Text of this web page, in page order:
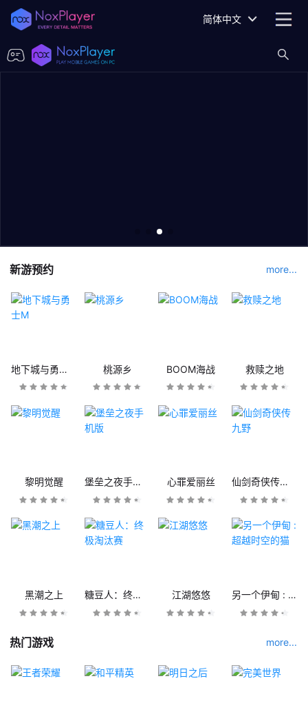
简体中文
新游预约 more...
地下城与勇士M 桃源乡 BOOM海战 救赎之地
黎明觉醒 堡垒之夜手机版 心罪爱丽丝 仙剑奇侠传九野
黑潮之上 糖豆人：终极淘汰赛 江湖悠悠 另一个伊甸 : 超越时空的猫
热门游戏 more...